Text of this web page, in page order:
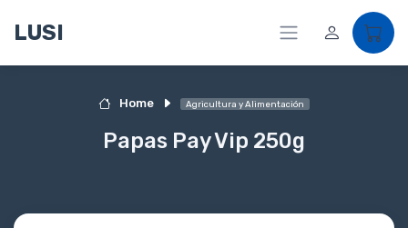
LUSI
Home Agricultura y Alimentación
Papas Pay Vip 250g